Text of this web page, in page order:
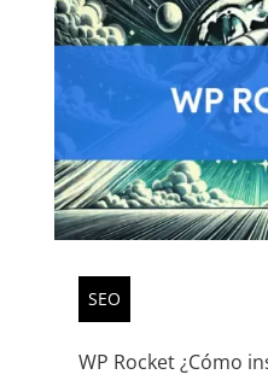
SEO
WP Rocket ¿Cómo